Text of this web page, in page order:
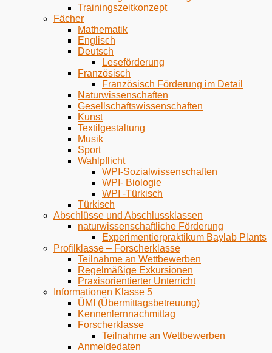
Trainingszeitkonzept
Fächer
Mathematik
Englisch
Deutsch
Leseförderung
Französisch
Französisch Förderung im Detail
Naturwissenschaften
Gesellschaftswissenschaften
Kunst
Textilgestaltung
Musik
Sport
Wahlpflicht
WPI-Sozialwissenschaften
WPI- Biologie
WPI -Türkisch
Türkisch
Abschlüsse und Abschlussklassen
naturwissenschaftliche Förderung
Experimentierpraktikum Baylab Plants
Profilklasse – Forscherklasse
Teilnahme an Wettbewerben
Regelmäßige Exkursionen
Praxisorientierter Unterricht
Informationen Klasse 5
ÜMI (Übermittagsbetreuung)
Kennenlernnachmittag
Forscherklasse
Teilnahme an Wettbewerben
Anmeldedaten